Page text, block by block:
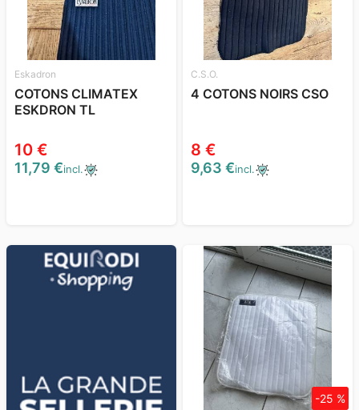
Eskadron
COTONS CLIMATEX
ESKDRON TL
10 €
11,79 €incl.
C.S.O.
4 COTONS NOIRS CSO
8 €
9,63 €incl.
-25 %